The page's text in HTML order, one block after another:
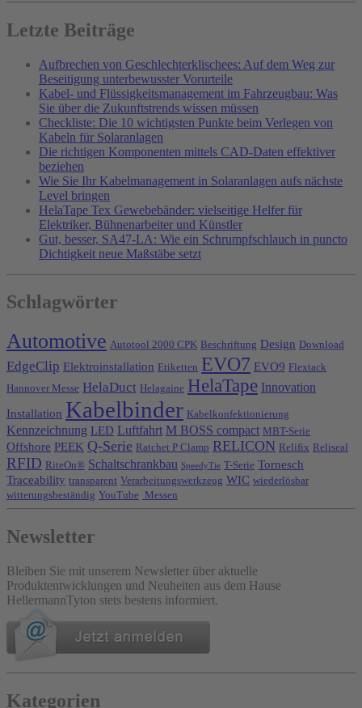
Letzte Beiträge
Aufbrechen von Geschlechterklischees: Auf dem Weg zur
Beseitigung unterbewusster Vorurteile
Kabel- und Flüssigkeitsmanagement im Fahrzeugbau: Was
Sie über die Zukunftstrends wissen müssen
Checkliste: Die 10 wichtigsten Punkte beim Verlegen von
Kabeln für Solaranlagen
Die richtigen Komponenten mittels CAD-Daten effektiver
beziehen
Wie Sie Ihr Kabelmanagement in Solaranlagen aufs nächste
Level bringen
HelaTape Tex Gewebebänder: vielseitige Helfer für
Elektriker, Bühnenarbeiter und Künstler
Gut, besser, SA47-LA: Wie ein Schrumpfschlauch in puncto
Dichtigkeit neue Maßstäbe setzt
Schlagwörter
Automotive Autotool 2000 CPK Beschriftung Design Download
EdgeClip Elektroinstallation Etiketten EVO7 EVO9 Flextack
Hannover Messe HelaDuct Helagaine HelaTape Innovation
Installation Kabelbinder Kabelkonfektionierung
Kennzeichnung LED Luftfahrt M BOSS compact MBT-Serie
Offshore PEEK Q-Serie Ratchet P Clamp RELICON Relifix Reliseal
RFID RiteOn® Schaltschrankbau SpeedyTie T-Serie Tornesch
Traceability transparent Verarbeitungswerkzeug WIC wiederlösbar
witterungsbeständig YouTube Messen
Newsletter
Bleiben Sie mit unserem Newsletter über aktuelle
Produktentwicklungen und Neuheiten aus dem Hause
HellermannTyton stets bestens informiert.
Kategorien